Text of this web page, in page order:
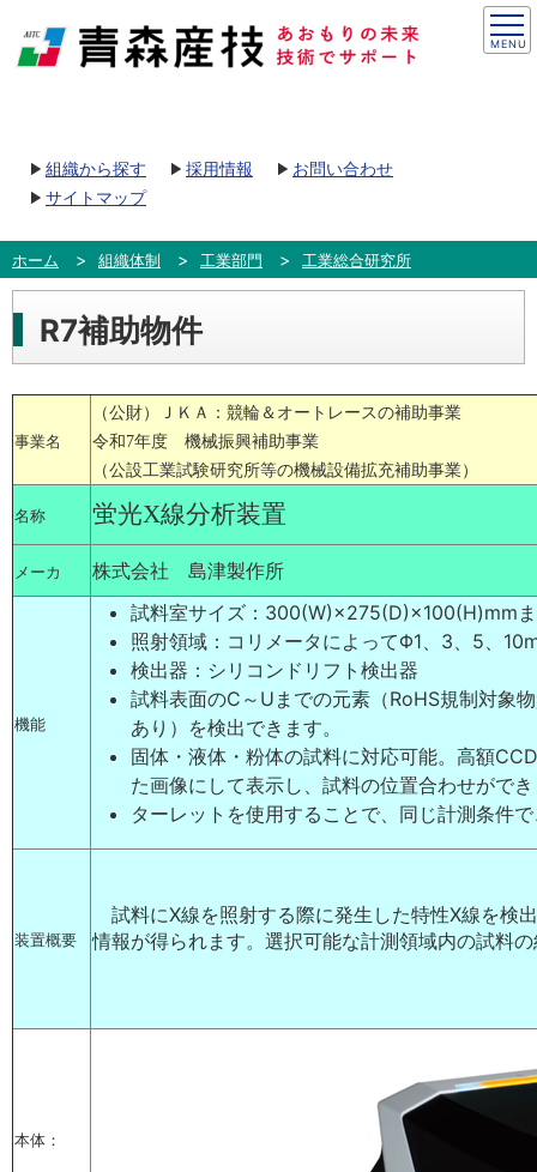
組織から探す 採用情報
お問い合わせ
サイトマップ
ホーム 組織体制 工業部門 工業総合研究所
R7補助物件
事業名
（公財）ＪＫＡ：競輪＆オートレースの補助事業
令和7年度 機械振興補助事業
（公設工業試験研究所等の機械設備拡充補助事業）
名称 蛍光X線分析装置
メーカ 株式会社 島津製作所
機能
試料室サイズ：300(W)×275(D)×100(H)mm
照射領域：コリメータによってΦ1、3、5、
検出器：シリコンドリフト検出器
試料表面のC～Uまでの元素（RoHS規制対象
あり）を検出できます。
固体・液体・粉体の試料に対応可能。高額
た画像にして表示し、試料の位置合わせがで
ターレットを使用することで、同じ計測条件
装置概要
試料にX線を照射する際に発生した特性X線を検
情報が得られます。選択可能な計測領域内の試料
本体：